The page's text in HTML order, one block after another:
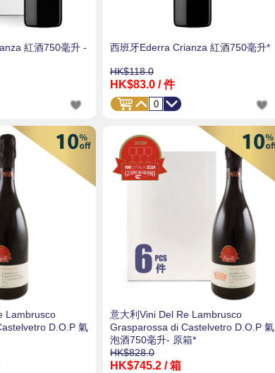
紅酒750毫升 -
西班牙Ederra Crianza 紅酒750毫升*
HK$118.0
HK$83.0 / 件
Lambrusco
D.O.P 氣
意大利Vini Del Re Lambrusco
Grasparossa di Castelvetro D.O.P 氣
泡酒750毫升- 原箱*
HK$828.0
HK$745.2 / 箱